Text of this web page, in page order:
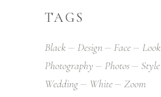
TAGS
Black Design Face Look
Photography
Photos Style
Wedding
White Zoom